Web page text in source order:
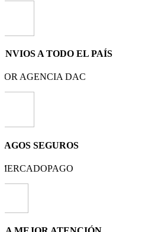
A TODO EL PAÍS
AGENCIA DAC
SEGUROS